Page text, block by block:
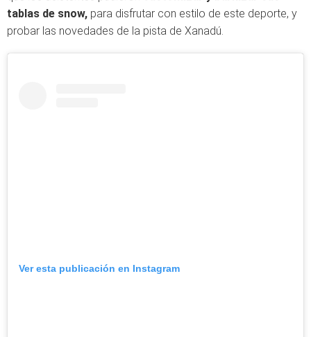
tablas de snow, para disfrutar con estilo de este deporte, y
probar las novedades de la pista de Xanadú.
Ver esta publicación en Instagram